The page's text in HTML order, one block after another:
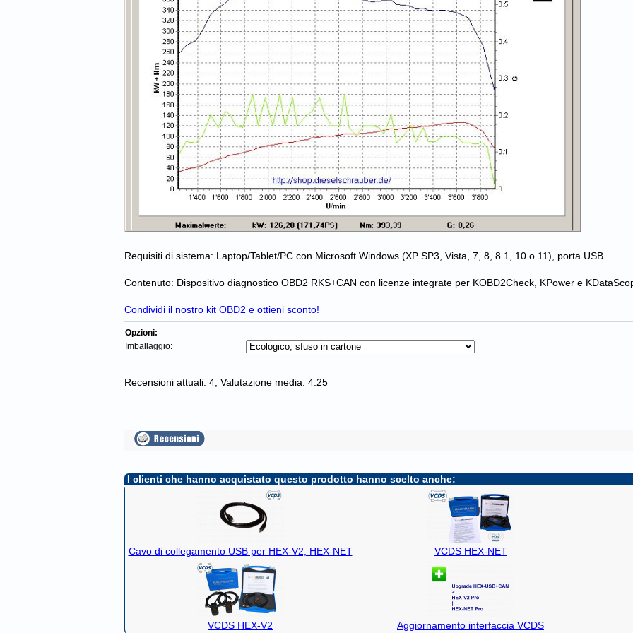
Requisiti di sistema: Laptop/Tablet/PC con Microsoft Windows (XP SP3, Vista, 7, 8, 8.1, 10 o 11), porta USB.
Contenuto: Dispositivo diagnostico OBD2 RKS+CAN con licenze integrate per KOBD2Check, KPower e
Condividi il nostro kit OBD2 e ottieni sconto!
Opzioni:
Imballaggio:
Recensioni attuali: 4 , Valutazione media: 4.25
I clienti che hanno acquistato questo prodotto hanno scelto anche:
Cavo di collegamento USB per HEX-V2, HEX-NET VCDS HEX-NET
VCDS HEX-V2 Aggiornamento interfaccia VCDS